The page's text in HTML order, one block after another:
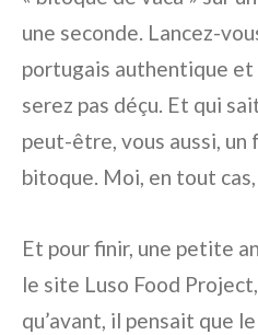
une seconde. Lancez-
portugais authentique
serez pas déçu. Et qui
peut-être, vous aussi,
bitoque. Moi, en tout
Et pour finir, une petite
le site Luso Food
qu’avant, il pensait que